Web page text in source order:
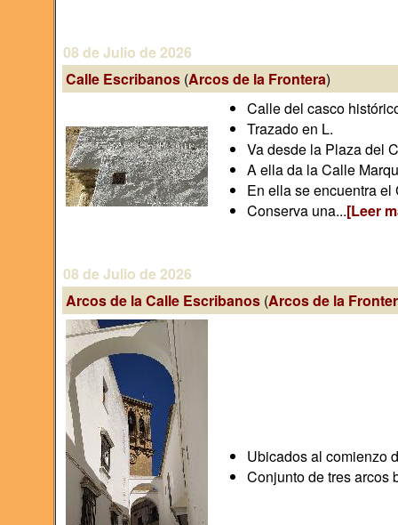
08 de Julio de 2026
Calle Escribanos(Arcos de la Frontera)
Calle del casco
Trazado en L.
Va desde la Plaza del
A ella da la Calle
En ella se encuentra
Conserva una...[Leer
08 de Julio de 2026
Arcos de la Calle Escribanos(Arcos de la
Ubicados al comienzo
Conjunto de tres arcos